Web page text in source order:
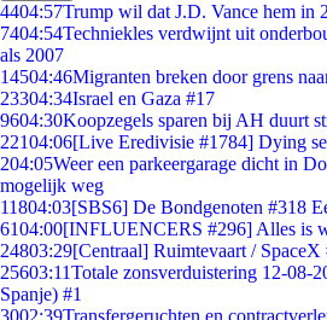
4404:57Trump wil dat J.D. Vance hem in
7404:54Techniekles verdwijnt uit
als 2007
14504:46Migranten breken door grens
23304:34Israel en Gaza #17
9604:30Koopzegels sparen bij AH duurt
22104:06[Live Eredivisie #1784] Dying
204:05Weer een parkeergarage dicht in
mogelijk weg
11804:03[SBS6] De Bondgenoten #318
6104:00[INFLUENCERS #296] Alles is
24803:29[Centraal] Ruimtevaart / SpaceX
25603:11Totale zonsverduistering 12-08-
Spanje) #1
3002:39Transfergeruchten en